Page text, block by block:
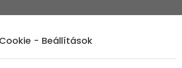
Cookie - Beállítások